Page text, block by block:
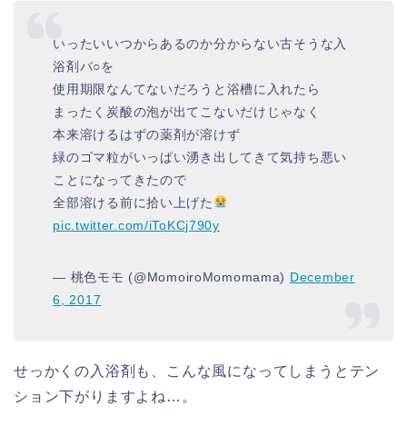
いったいいつからあるのか分からない古そうな入
浴剤バ○を
使用期限なんてないだろうと浴槽に入れたら
まったく炭酸の泡が出てこないだけじゃなく
本来溶けるはずの薬剤が溶けず
緑のゴマ粒がいっぱい湧き出してきて気持ち悪い
ことになってきたので
全部溶ける前に拾い上げた
pic.twitter.com/iToKCj790y
— 桃色モモ (@MomoiroMomomama) December
6, 2017
せっかくの入浴剤も、こんな風になってしまうとテン
ション下がりますよね…。